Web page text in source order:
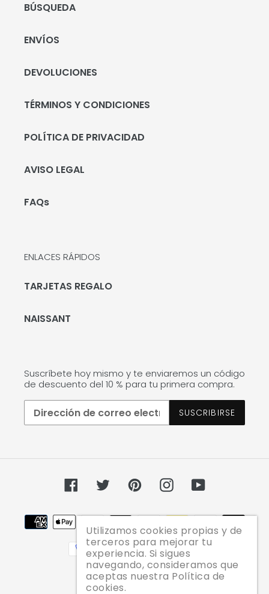
BÚSQUEDA
ENVÍOS
DEVOLUCIONES
TÉRMINOS Y CONDICIONES
POLÍTICA DE PRIVACIDAD
AVISO LEGAL
FAQs
ENLACES RÁPIDOS
TARJETAS REGALO
NAISSANT
Suscríbete hoy mismo y te enviaremos un código
de descuento del 10 % para tu primera compra.
SUSCRIBIRSE
FacebookTwitterPinterestInstagramYouTube
Métodos
de
pago
© 2026,
Utilizamos cookies propias y de
terceros para mejorar tu
experiencia. Si sigues
navegando, consideramos que
aceptas nuestra Política de
cookies.